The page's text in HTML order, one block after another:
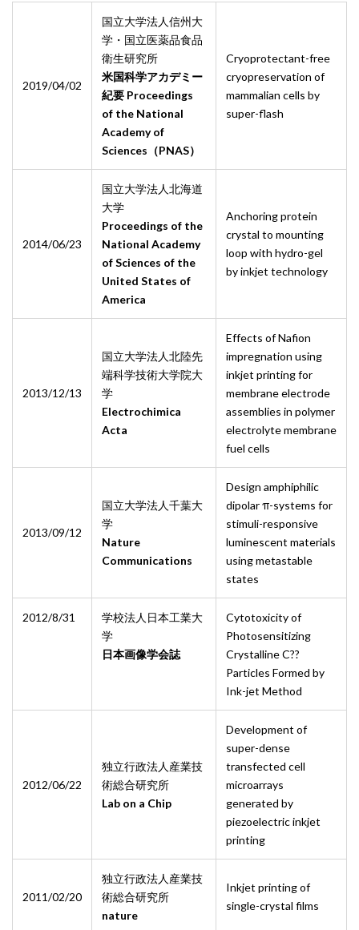
2019/04/02
国立大学法人信州大
学・国立医薬品食品
衛生研究所
米国科学アカデミー
紀要 Proceedings
of the National
Academy of
Sciences（PNAS）
Cryoprotectant-free
cryopreservation of
mammalian cells by
super-flash
2014/06/23
国立大学法人北海道
大学
Proceedings of the
National Academy
of Sciences of the
United States of
America
Anchoring protein
crystal to mounting
loop with hydro-gel
by inkjet technology
2013/12/13
国立大学法人北陸先
端科学技術大学院大
学
Electrochimica
Acta
Effects of Nafion
impregnation using
inkjet printing for
membrane electrode
assemblies in polymer
electrolyte membrane
fuel cells
2013/09/12
国立大学法人千葉大
学
Nature
Communications
Design amphiphilic
dipolar π-systems for
stimuli-responsive
luminescent materials
using metastable
states
2012/8/31
学校法人日本工業大
学
日本画像学会誌
Cytotoxicity of
Photosensitizing
Crystalline C??
Particles Formed by
Ink-jet Method
2012/06/22
独立行政法人産業技
術総合研究所
Lab on a Chip
Development of
super-dense
transfected cell
microarrays
generated by
piezoelectric inkjet
printing
2011/02/20
独立行政法人産業技
術総合研究所
nature
Inkjet printing of
single-crystal films